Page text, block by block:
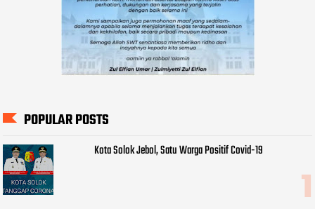
POPULAR POSTS
Kota Solok Jebol, Satu Warga Positif Covid-19